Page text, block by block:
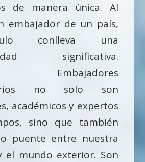
de manera única. Al
embajador de un país,
conlleva una
significativa.
Embajadores
no solo son
académicos y expertos
sino que también
puente entre nuestra
el mundo exterior. Son